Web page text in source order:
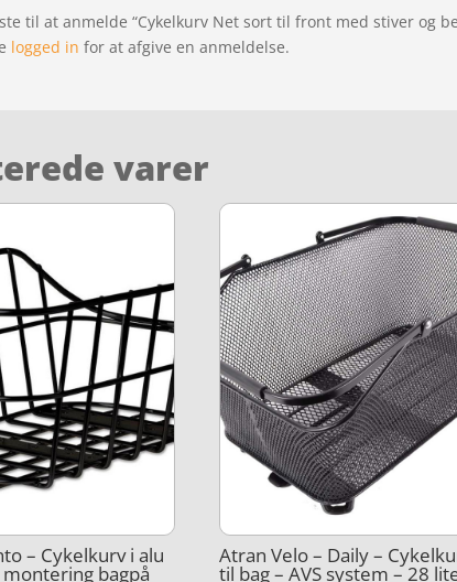
til at anmelde “Cykelkurv Net sort til front med stiver og
logged in for at afgive en anmeldelse.
varer
– Cykelkurv i alu
montering bagpå
Atran Velo – Daily –
til bag – AVS system – 28